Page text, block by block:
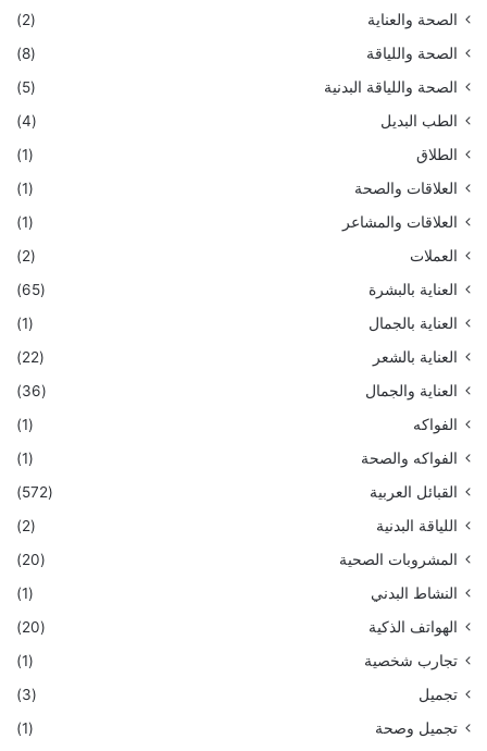
الصحة والعناية
(2)
الصحة واللياقة
(8)
الصحة واللياقة البدنية
(5)
الطب البديل
(4)
الطلاق
(1)
العلاقات والصحة
(1)
العلاقات والمشاعر
(1)
العملات
(2)
العناية بالبشرة
(65)
العناية بالجمال
(1)
العناية بالشعر
(22)
العناية والجمال
(36)
الفواكه
(1)
الفواكه والصحة
(1)
القبائل العربية
(572)
اللياقة البدنية
(2)
المشروبات الصحية
(20)
النشاط البدني
(1)
الهواتف الذكية
(20)
تجارب شخصية
(1)
تجميل
(3)
تجميل وصحة
(1)